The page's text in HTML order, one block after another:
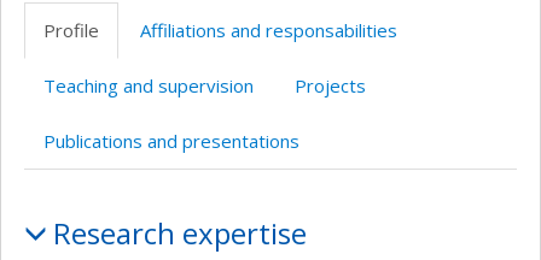
professionnelle
Profile
Affiliations and responsabilities
Teaching and supervision Projects
Publications and presentations
Research expertise